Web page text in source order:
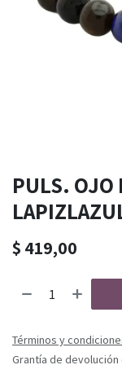
PULS. OJO
$ 419,00
Términos y
Grantía de devolución